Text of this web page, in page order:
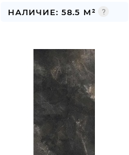
НАЛИЧИЕ: 58.5 М²